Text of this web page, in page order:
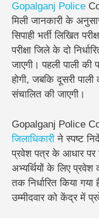
Gopalganj Police
मिली जानकारी के
सिपाही भर्ती लिखित
परीक्षा जिले के दो
जाएगी। पहली पाली की
होगी, जबकि दूसरी पाली
संचालित की जाएगी।
Gopalganj Police
जिलाधिकारी ने स्पष्ट
प्रवेश पत्र के आधार पर
अभ्यर्थियों के लिए
तक निर्धारित किया
उम्मीदवार को केंद्र में